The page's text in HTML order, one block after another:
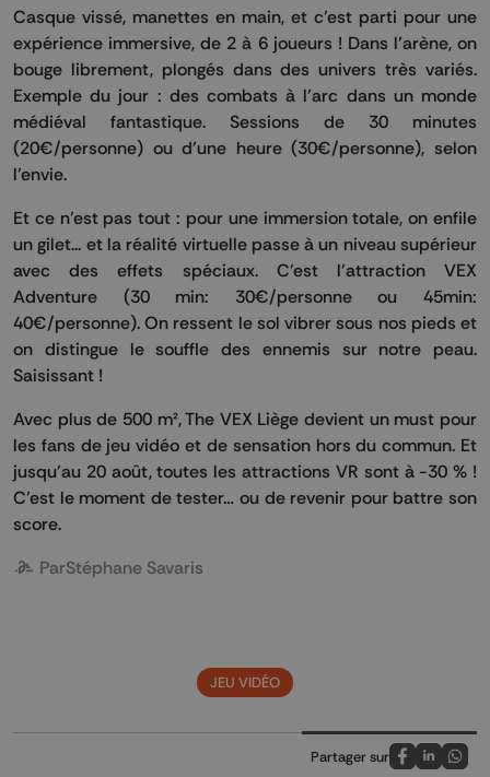
Casque vissé, manettes en main, et c’est parti pour une
expérience immersive, de 2 à 6 joueurs ! Dans l’arène, on
bouge librement, plongés dans des univers très variés.
Exemple du jour : des combats à l’arc dans un monde
médiéval fantastique. Sessions de 30 minutes
(20€/personne) ou d’une heure (30€/personne), selon
l’envie.
Et ce n’est pas tout : pour une immersion totale, on enfile
un gilet... et la réalité virtuelle passe à un niveau supérieur
avec des effets spéciaux. C'est l’attraction VEX
Adventure (30 min: 30€/personne ou 45min:
40€/personne). On ressent le sol vibrer sous nos pieds et
on distingue le souffle des ennemis sur notre peau.
Saisissant !
Avec plus de 500 m², The VEX Liège devient un must pour
les fans de jeu vidéo et de sensation hors du commun. Et
jusqu’au 20 août, toutes les attractions VR sont à -30 % !
C’est le moment de tester… ou de revenir pour battre son
score.
ParStéphane Savaris
JEU VIDÉO
Partager sur
Partagez sur
Partagez